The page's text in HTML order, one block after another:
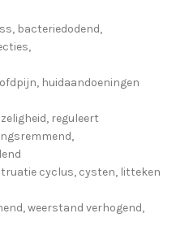
bacteriedodend,
huidaandoeningen
reguleert
cyclus, cysten, litteken
weerstand verhogend,